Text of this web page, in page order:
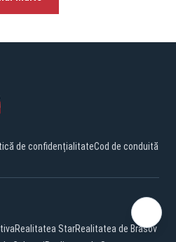
de confidențialitateCod de conduită
Realitatea StarRealitatea de Brasov